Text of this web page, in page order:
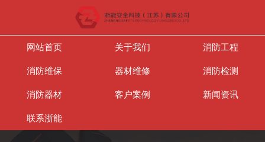
网站首页 关于我们 消防工程
消防维保 器材维修 消防检测
消防器材 客户案例 新闻资讯
联系浙能